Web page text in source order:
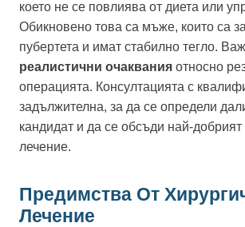
което не се повлиява от диета или
Обикновено това са мъже, които са
пубертета и имат стабилно тегло.
реалистични очаквания относно
операцията. Консултацията с
задължителна, за да се определи
кандидат и да се обсъди най-добрият
лечение.
Предимства От
Лечение